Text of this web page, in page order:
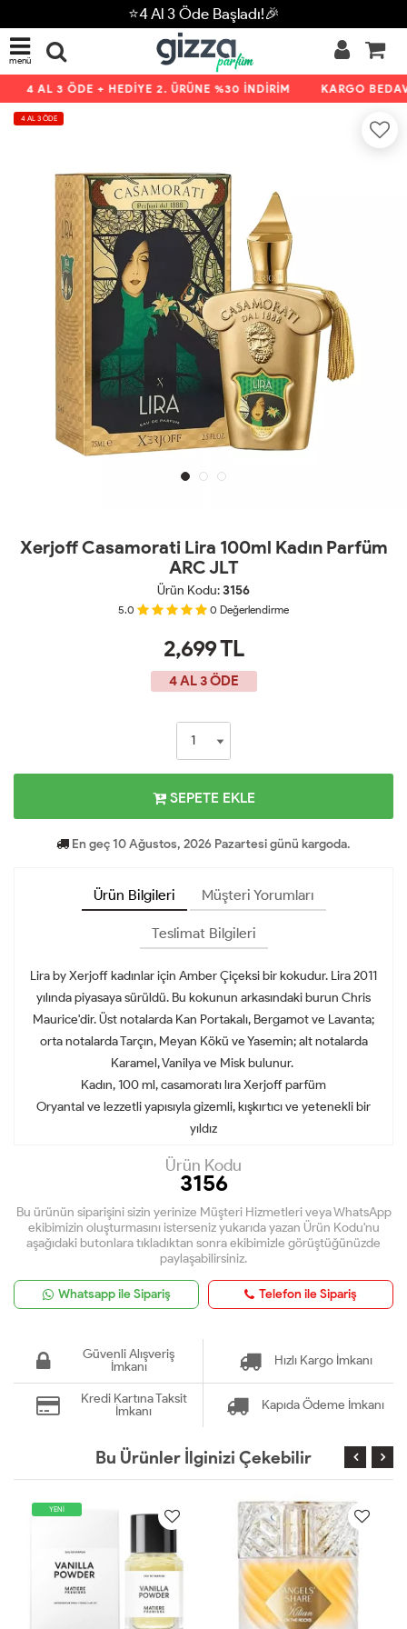
⭐4 Al 3 Öde Başladı!🎉
menü
4 AL 3 ÖDE + HEDİYE 2. ÜRÜNE %30 İNDİRİM KARGO
4 AL 3 ÖDE
Xerjoff Casamorati Lira 100ml Kadın Parfüm
ARC JLT
Ürün Kodu:3156
5.0 0 Değerlendirme
2,699TL
4 AL 3 ÖDE
SEPETE EKLE
En geç 10 Ağustos, 2026 Pazartesi günü kargoda.
Ürün Bilgileri Müşteri Yorumları
Teslimat Bilgileri
Lira by Xerjoff kadınlar için Amber Çiçeksi bir kokudur. Lira 2011
yılında piyasaya sürüldü. Bu kokunun arkasındaki burun Chris
Maurice'dir. Üst notalarda Kan Portakalı, Bergamot ve Lavanta;
orta notalarda Tarçın, Meyan Kökü ve Yasemin; alt notalarda
Karamel, Vanilya ve Misk bulunur.
Kadın, 100 ml, casamoratı lıra Xerjoff parfüm
Oryantal ve lezzetli yapısıyla gizemli, kışkırtıcı ve yetenekli bir
yıldız
Ürün Kodu
3156
Bu ürünün siparişini sizin yerinize Müşteri Hizmetleri veya WhatsApp
ekibimizin oluşturmasını isterseniz yukarıda yazan Ürün Kodu'nu
aşağıdaki butonlara tıkladıktan sonra ekibimizle görüştüğünüzde
paylaşabilirsiniz.
Whatsapp ile Sipariş Telefon ile Sipariş
Güvenli Alışveriş
İmkanı
Hızlı Kargo İmkanı
Kredi Kartına Taksit
İmkanı
Kapıda Ödeme İmkanı
Bu Ürünler İlginizi Çekebilir